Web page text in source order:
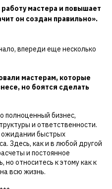
мастера и повышает
он создан правильно».
впереди еще несколько
мастерам, которые
но боятся сделать
полноценный бизнес,
и ответственности.
ожидании быстрых
Здесь, как и в любой другой
и постоянное
но относитесь к этому как к
всю жизнь.